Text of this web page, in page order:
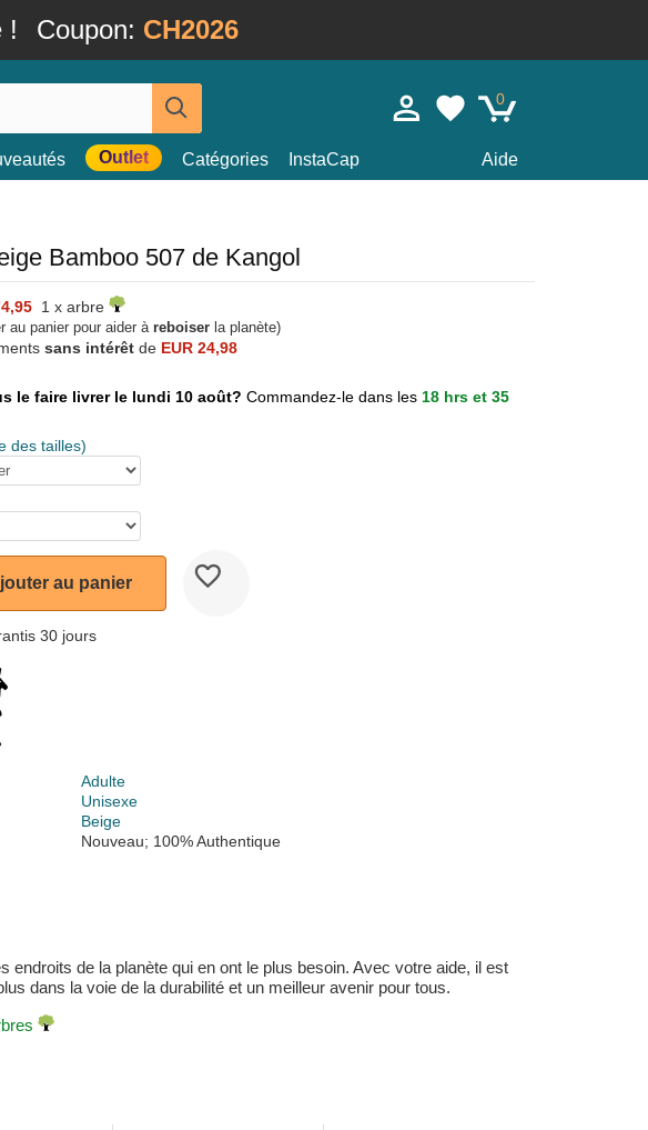
! Coupon: CH2026
0
Outlet Catégories InstaCap Aide
Bamboo 507 de Kangol
1 x arbre
au panier pour aider à reboiser la planète)
sans intérêt de EUR 24,98
le faire livrer le lundi 10 août? Commandez-le dans les 18 hrs et 35
des tailles)
au panier
30 jours
Adulte
Unisexe
Beige
Nouveau; 100% Authentique
de la planète qui en ont le plus besoin. Avec votre aide, il est
dans la voie de la durabilité et un meilleur avenir pour tous.